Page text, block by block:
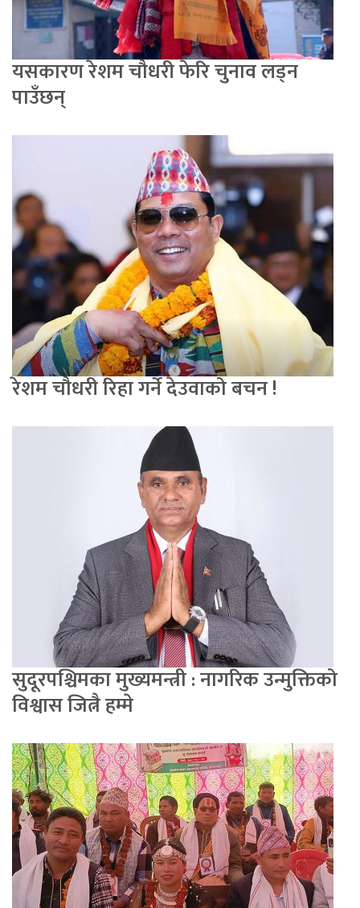
यसकारण रेशम चौधरी फेरि चुनाव लड्न
पाउँछन्
रेशम चौधरी रिहा गर्ने देउवाको बचन !
सुदूरपश्चिमका मुख्यमन्त्री : नागरिक उन्मुक्तिको
विश्वास जित्नै हम्मे